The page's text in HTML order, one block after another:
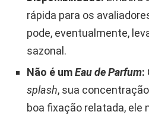
rápida para os
pode, eventualmente,
sazonal.
Não é umEau de Parfum:
splash, sua
boa fixação relatada, ele